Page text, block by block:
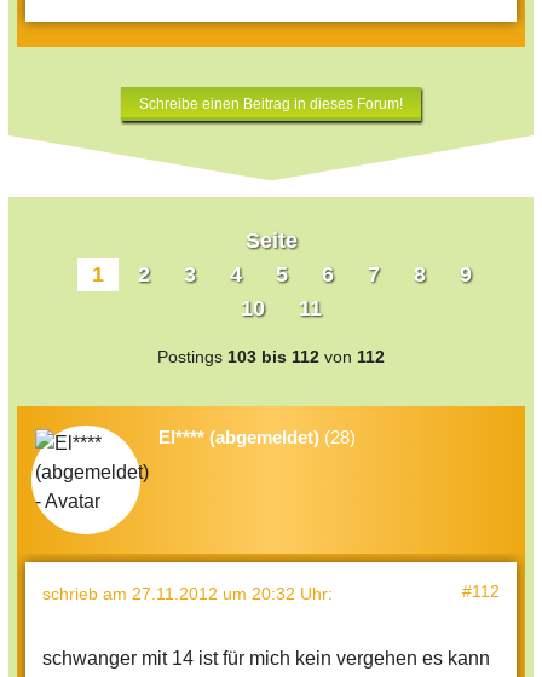
Schreibe einen Beitrag in dieses Forum!
Seite
1
2 3 4 5 6 7 8
9
10
11
Postings 103 bis 112 von 112
El**** (abgemeldet) (28)
schrieb am 27.11.2012 um 20:32 Uhr: #112
schwanger mit 14 ist für mich kein vergehen es kann